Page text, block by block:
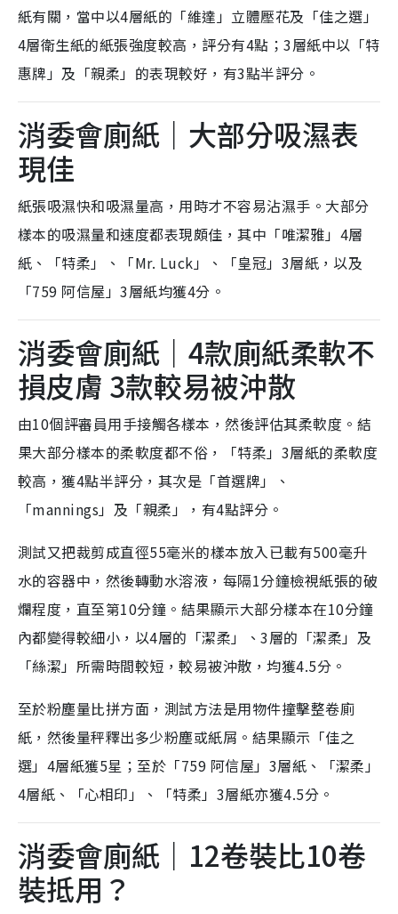
紙有關，當中以4層紙的「維達」立體壓花及「佳之選」
4層衛生紙的紙張強度較高，評分有4點；3層紙中以「特
惠牌」及「親柔」的表現較好，有3點半評分。
消委會廁紙｜大部分吸濕表
現佳
紙張吸濕快和吸濕量高，用時才不容易沾濕手。大部分
樣本的吸濕量和速度都表現頗佳，其中「唯潔雅」4層
紙、「特柔」、「Mr. Luck」、「皇冠」3層紙，以及
「759 阿信屋」3層紙均獲4分。
消委會廁紙｜4款廁紙柔軟不
損皮膚 3款較易被沖散
由10個評審員用手接觸各樣本，然後評估其柔軟度。結
果大部分樣本的柔軟度都不俗，「特柔」3層紙的柔軟度
較高，獲4點半評分，其次是「首選牌」、
「mannings」及「親柔」，有4點評分。
測試又把裁剪成直徑55毫米的樣本放入已載有500毫升
水的容器中，然後轉動水溶液，每隔1分鐘檢視紙張的破
爛程度，直至第10分鐘。結果顯示大部分樣本在10分鐘
內都變得較細小，以4層的「潔柔」、3層的「潔柔」及
「絲潔」所需時間較短，較易被沖散，均獲4.5分。
至於粉塵量比拼方面，測試方法是用物件撞擊整卷廁
紙，然後量秤釋出多少粉塵或紙屑。結果顯示「佳之
選」4層紙獲5星；至於「759 阿信屋」3層紙、「潔柔」
4層紙、「心相印」、「特柔」3層紙亦獲4.5分。
消委會廁紙｜12卷裝比10卷
裝抵用？